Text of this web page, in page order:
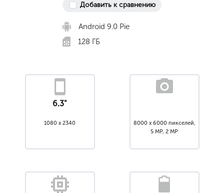
Добавить к сравнению
Android 9.0 Pie
128 ГБ
6.3"
1080 x 2340
8000 x 6000 пикселей,
5 MP, 2 MP